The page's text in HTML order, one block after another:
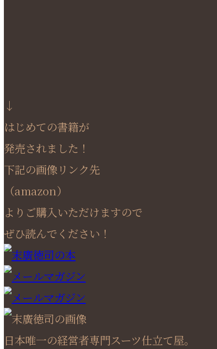
↓
はじめての書籍が
発売されました！
下記の画像リンク先
（amazon）
よりご購入いただけますので
ぜひ読んでください！
日本唯一の経営者専門スーツ仕立て屋。